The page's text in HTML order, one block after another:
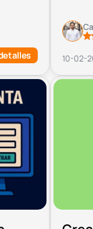
10-02-